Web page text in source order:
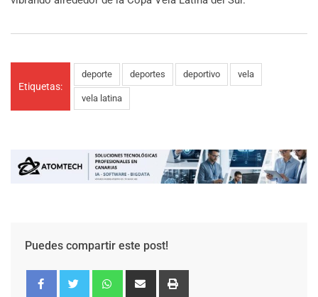
Etiquetas:
deporte deportes deportivo vela
vela latina
Puedes compartir este post!